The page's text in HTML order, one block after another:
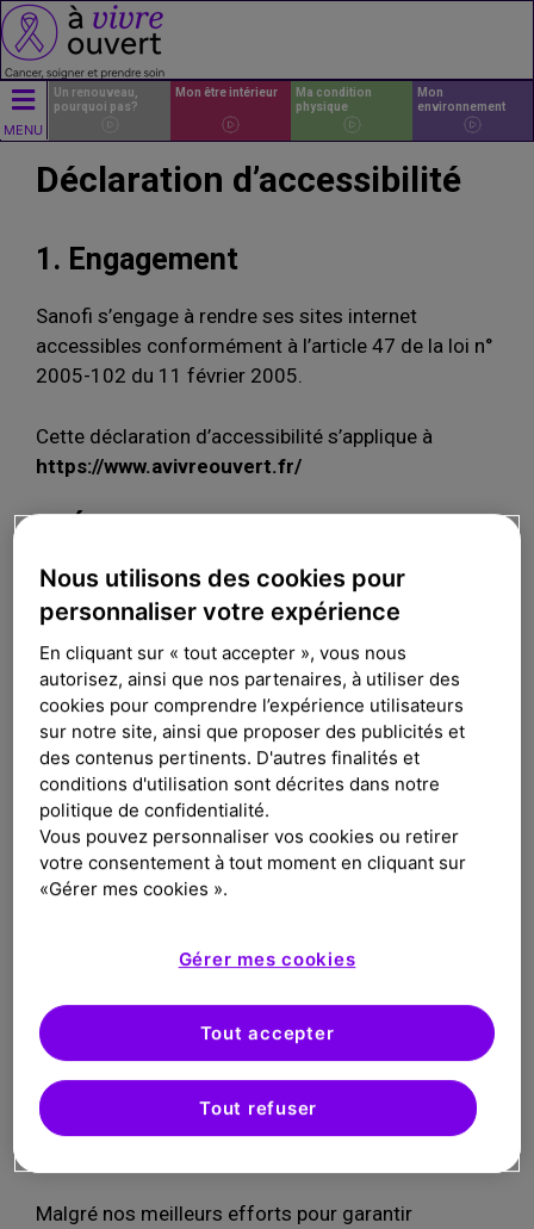
MENU
Un renouveau,
pourquoi pas?
Mon être intérieur
Ma condition
physique
Mon
environnement
Déclaration d’accessibilité
1. Engagement
Sanofi s’engage à rendre ses sites internet
accessibles conformément à l’article 47 de la loi n°
2005-102 du 11 février 2005.
Cette déclaration d’accessibilité s’applique à
https://www.avivreouvert.fr/
Sanofi a fait le choix de se référer aux normes
internationales en matière d’accessibilité
numérique, leurs contenus et services web doivent
en conséquence satisfaire aux critères de succès
desRègles pour l’accessibilité des contenus web
(WCAG)2.2 de niveau simple A (A) et double A
(AA).
Les Règles pour l’accessibilité des contenus Web
(WCAG) définissent les exigences pour les
concepteurs et développeurs afin d’améliorer
Niveau A, Niveau AA et Niveau AAA.
Ce site web est partiellement conforme au niveau
AA WCAG 2.2, en raison des limitations décrites ci-
dessous.
Malgré nos meilleurs efforts pour garantir
Nous utilisons des cookies pour
personnaliser votre expérience
En cliquant sur « tout accepter », vous nous
autorisez, ainsi que nos partenaires, à utiliser des
cookies pour comprendre l’expérience utilisateurs
sur notre site, ainsi que proposer des publicités et
des contenus pertinents. D'autres finalités et
conditions d'utilisation sont décrites dans notre
politique de confidentialité.
Vous pouvez personnaliser vos cookies ou retirer
votre consentement à tout moment en cliquant sur
«Gérer mes cookies ».
Gérer mes cookies
Tout refuser
Tout accepter